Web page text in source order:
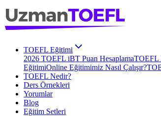
TOEFL Eğitimi
2026 TOEFL iBT Puan HesaplamaTOEFL
EğitimiOnline Eğitimimiz Nasıl Çalışır?
TOEFL Nedir?
Ders Örnekleri
Yorumlar
Blog
Eğitim Setleri